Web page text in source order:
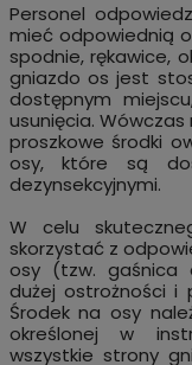
Personel
mieć odpowiednią
spodnie, rękawice,
gniazdo os jest
dostępnym
usunięcia.
proszkowe środki
osy, które są
dezynsekcyjnymi.
W celu
skorzystać z
osy (tzw. gaśnica
dużej ostrożności i
Środek na osy
określonej w
wszystkie strony